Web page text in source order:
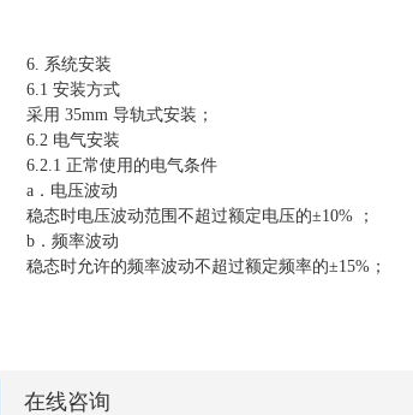
6. 系统安装
6.1 安装方式
采用 35mm 导轨式安装；
6.2 电气安装
6.2.1 正常使用的电气条件
a．电压波动
稳态时电压波动范围不超过额定电压的±10% ；
b．频率波动
稳态时允许的频率波动不超过额定频率的±15%；
在线咨询